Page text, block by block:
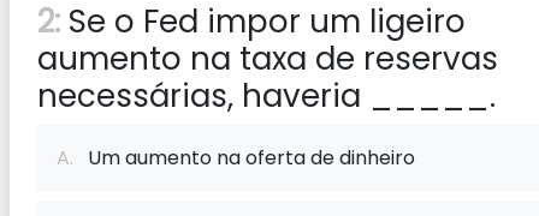
2: Se o Fed impor um ligeiro
aumento na taxa de reservas
necessárias, haveria _____.
A. Um aumento na oferta de dinheiro